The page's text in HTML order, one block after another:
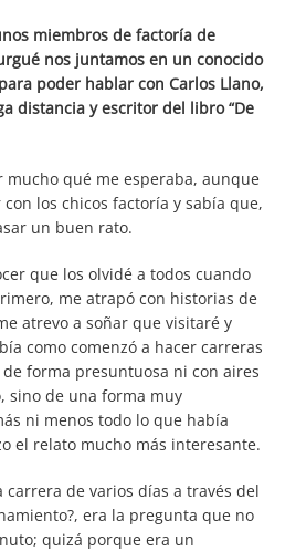
miembros de factoría de
nos juntamos en un conocido
poder hablar con Carlos Llano,
distancia y escritor del libro “De
mucho qué me esperaba, aunque
los chicos factoría y sabía que,
un buen rato.
que los olvidé a todos cuando
me atrapó con historias de
atrevo a soñar que visitaré y
como comenzó a hacer carreras
forma presuntuosa ni con aires
sino de una forma muy
ni menos todo lo que había
el relato mucho más interesante.
carrera de varios días a través del
era la pregunta que no
quizá porque era un